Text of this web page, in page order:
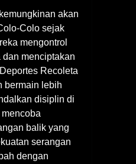
akan
Colo sejak
mengontrol
menciptakan
Recoleta
bermain lebih
disiplin di
balik yang
serangan
dengan